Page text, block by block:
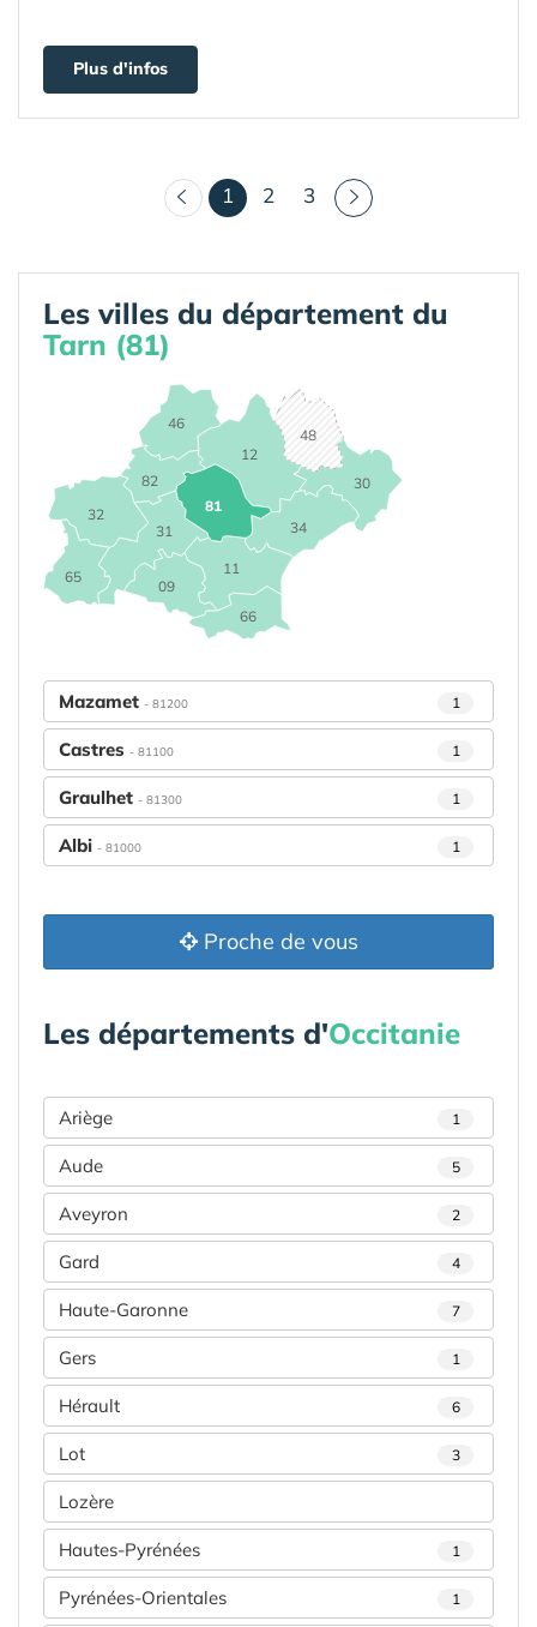
Plus d'infos
1 (courant)
2 3
Les villes du département du
Tarn (81)
09
11
12
30
31
32
34
46
48
65
66
81
82
Mazamet - 81200 1
Castres - 81100 1
Graulhet - 81300 1
Albi - 81000 1
Proche de vous
Les départements d'Occitanie
Ariège 1
Aude 5
Aveyron 2
Gard 4
Haute-Garonne 7
Gers 1
Hérault 6
Lot 3
Lozère
Hautes-Pyrénées 1
Pyrénées-Orientales 1